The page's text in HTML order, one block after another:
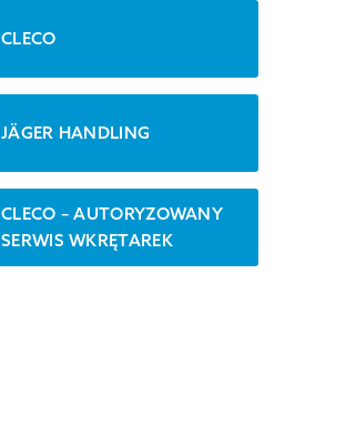
CLECO
JÄGER HANDLING
CLECO – AUTORYZOWANY
SERWIS WKRĘTAREK